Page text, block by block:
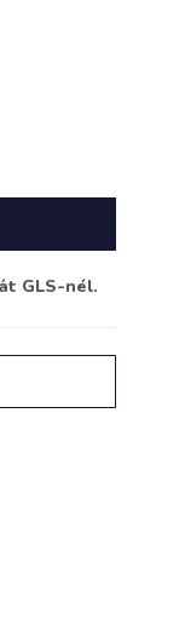
GLS-nél.